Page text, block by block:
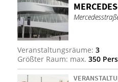
Veranstaltungsräume: 3
Größter Raum: max. 350